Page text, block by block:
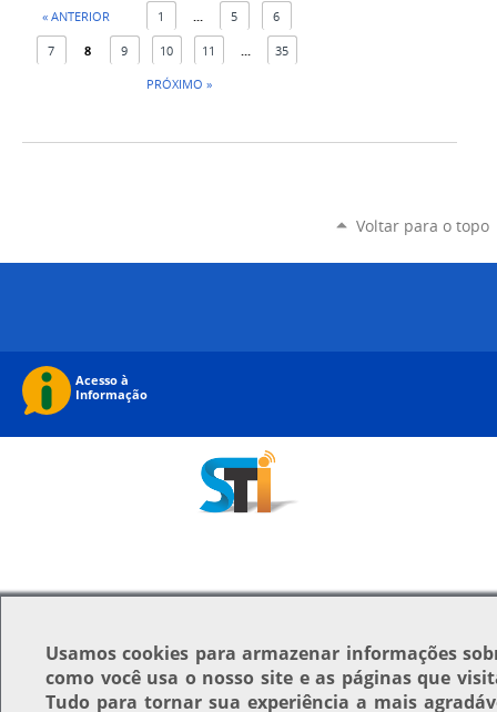
« ANTERIOR 1 5 6
7 8 9 10 11
35
PRÓXIMO »
Voltar para o topo
Usamoscookies para armazenar informações
como você usa o nosso site e as páginas que
Tudo para tornar sua experiência a mais